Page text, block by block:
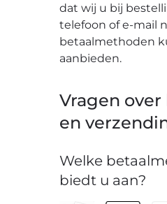
dat wij u bij
telefoon of e-mail
betaalmethoden
aanbieden.
Vragen
en
Welke
biedt u aan?